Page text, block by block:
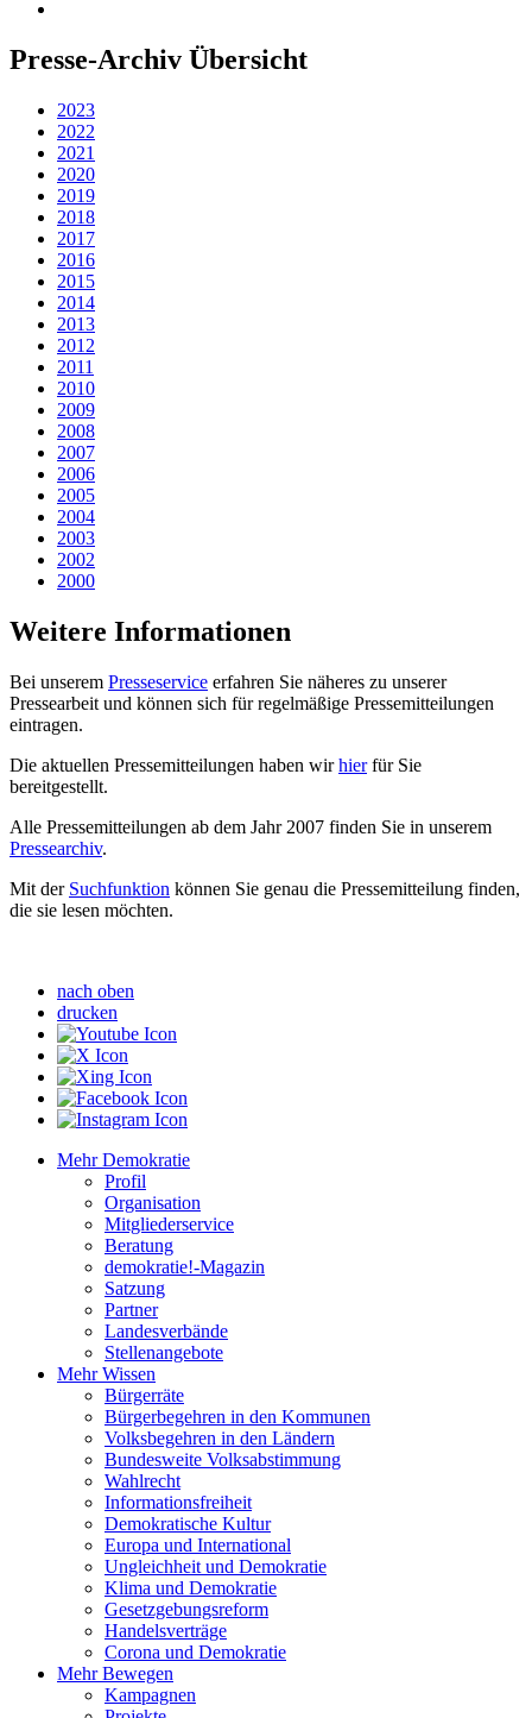
Presse-Archiv Übersicht
2023
2022
2021
2020
2019
2018
2017
2016
2015
2014
2013
2012
2011
2010
2009
2008
2007
2006
2005
2004
2003
2002
2000
Weitere Informationen
Bei unserem Presseservice erfahren Sie näheres zu unserer
Pressearbeit und können sich für regelmäßige Pressemitteilungen
eintragen.
Die aktuellen Pressemitteilungen haben wirhierfür Sie
bereitgestellt.
Alle Pressemitteilungen ab dem Jahr 2007 finden Sie in unserem
Pressearchiv.
Mit der Suchfunktion können Sie genau die Pressemitteilung finden,
die sie lesen möchten.
nach oben
drucken
Mehr Demokratie
Profil
Organisation
Mitgliederservice
Beratung
demokratie!-Magazin
Satzung
Partner
Landesverbände
Stellenangebote
Mehr Wissen
Bürgerräte
Bürgerbegehren in den Kommunen
Volksbegehren in den Ländern
Bundesweite Volksabstimmung
Wahlrecht
Informationsfreiheit
Demokratische Kultur
Europa und International
Ungleichheit und Demokratie
Klima und Demokratie
Gesetzgebungsreform
Handelsverträge
Corona und Demokratie
Mehr Bewegen
Kampagnen